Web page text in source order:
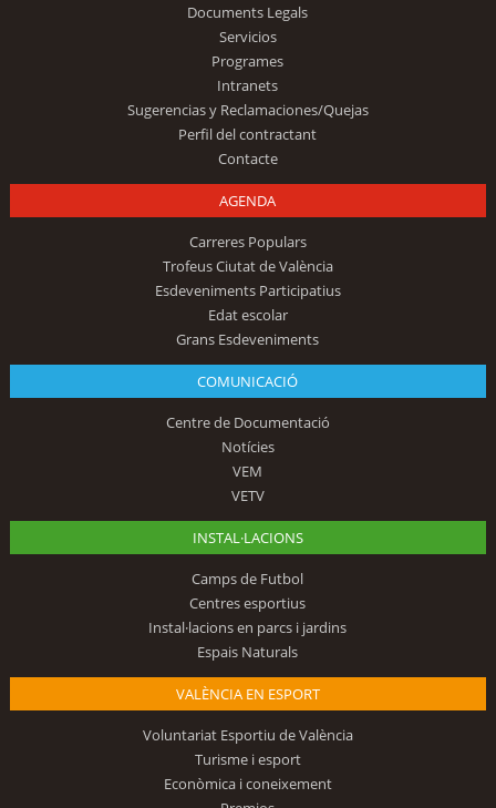
Documents Legals
Servicios
Programes
Intranets
Sugerencias y Reclamaciones/Quejas
Perfil del contractant
Contacte
AGENDA
Carreres Populars
Trofeus Ciutat de València
Esdeveniments Participatius
Edat escolar
Grans Esdeveniments
COMUNICACIÓ
Centre de Documentació
Notícies
VEM
VETV
INSTAL·LACIONS
Camps de Futbol
Centres esportius
Instal·lacions en parcs i jardins
Espais Naturals
VALÈNCIA EN ESPORT
Voluntariat Esportiu de València
Turisme i esport
Econòmica i coneixement